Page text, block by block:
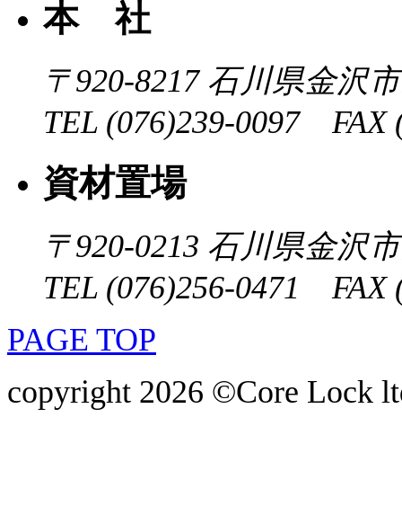
本 社
〒920-8217 石川県金沢
TEL (076)239-0097 FAX
資材置場
〒920-0213 石川県金沢
TEL (076)256-0471 FAX
PAGE TOP
copyright 2026 ©Core Lock